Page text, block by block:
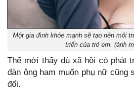
Một gia đình khỏe mạnh sẽ tạo nên môi
triển của trẻ em. (ảnh
Thế mới thấy dù xã hội có phát
đàn ông ham muốn phụ nữ cũng
đổi.